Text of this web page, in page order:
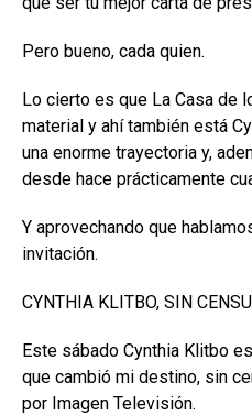
Pero bueno, cada quien.
Lo cierto es que La Casa de
material y ahí también está
una enorme trayectoria y,
desde hace prácticamente
Y aprovechando que
invitación.
CYNTHIA KLITBO, SIN
Este sábado Cynthia Klitbo
que cambió mi destino, sin
por Imagen Televisión.